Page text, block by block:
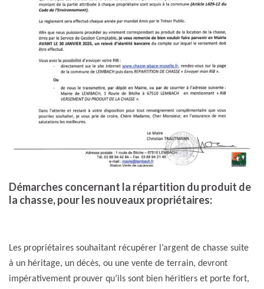
Démarches concernant la répartition du produit de
la chasse, pour les nouveaux propriétaires:
Les propriétaires souhaitant récupérer l’argent de chasse suite
à un héritage, un décès, ou une vente de terrain, devront
impérativement prouver qu’ils sont bien héritiers et porte fort,